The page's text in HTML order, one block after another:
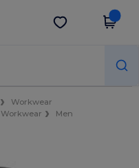
Stáhnout app
Workwear
Workwear
Men